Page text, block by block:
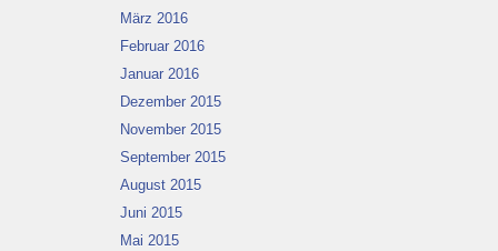
März 2016
Februar 2016
Januar 2016
Dezember 2015
November 2015
September 2015
August 2015
Juni 2015
Mai 2015